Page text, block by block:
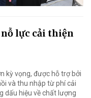
lực cải thiện
kỳ vọng, được hỗ trợ bởi
và thu nhập từ phí cải
dấu hiệu về chất lượng